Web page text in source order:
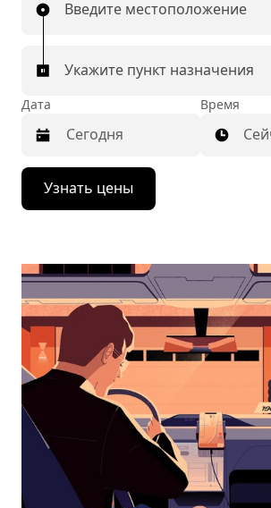
Введите местоположение
Укажите пункт назначения
Дата
Нажмите
стрелку
вниз,
календарю
выбрать
дату.
Чтобы
закрыть
календарь,
нажмите
Esc.
Время
Узнать цены